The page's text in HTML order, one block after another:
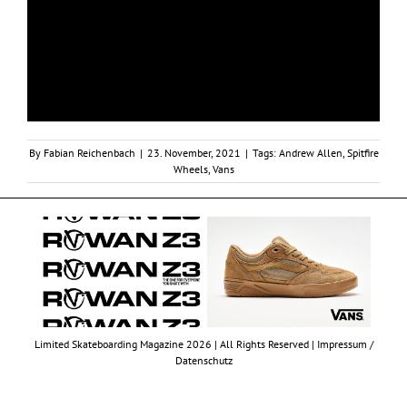
By Fabian Reichenbach | 23. November, 2021 | Tags: Andrew Allen Spitfire
Wheels, Vans
Limited Skateboarding Magazine 2026 | All Rights Reserved | Impressum /
Datenschutz